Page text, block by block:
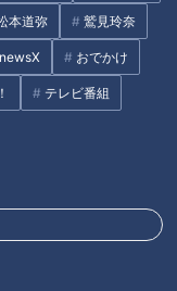
本道弥 鷲見玲奈
newsX おでかけ
テレビ番組
バ！東海地方のド定
知らんかったＳＰ